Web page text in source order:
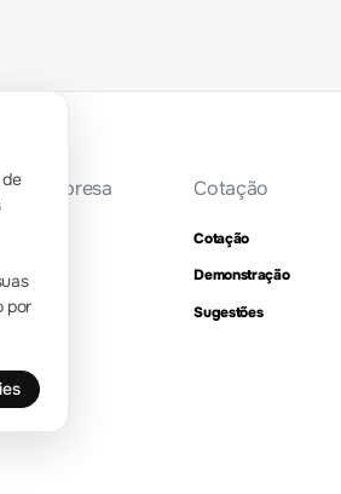
por
da empresa Cotação
Cotação
Demonstração
Sugestões